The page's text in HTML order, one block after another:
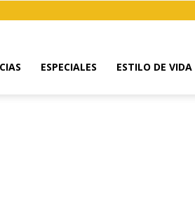
ESPECIALES ESTILO DE VIDA